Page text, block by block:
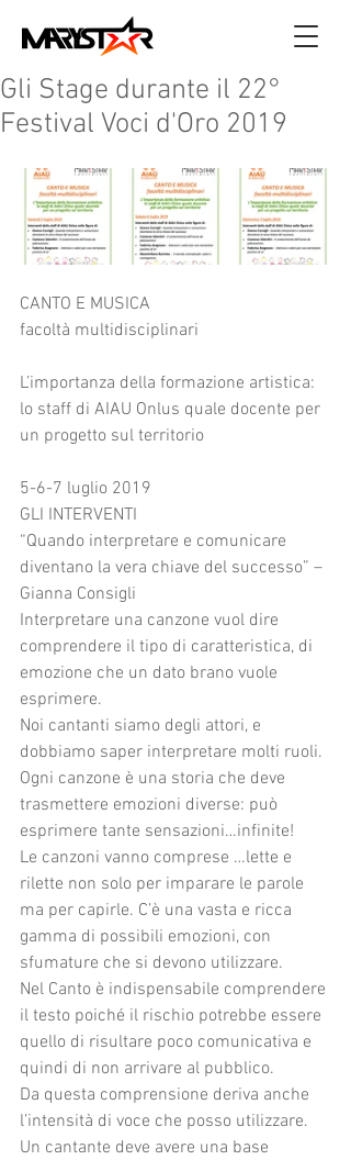
Gli Stage durante il 22°
Festival Voci d'Oro 2019
CANTO E MUSICA
facoltà multidisciplinari
L’importanza della formazione artistica:
lo staff di AIAU Onlus quale docente per
un progetto sul territorio
5-6-7 luglio 2019
GLI INTERVENTI
“Quando interpretare e comunicare
diventano la vera chiave del successo” –
Gianna Consigli
Interpretare una canzone vuol dire
comprendere il tipo di caratteristica, di
emozione che un dato brano vuole
esprimere.
Noi cantanti siamo degli attori, e
dobbiamo saper interpretare molti ruoli.
Ogni canzone è una storia che deve
trasmettere emozioni diverse: può
esprimere tante sensazioni…infinite!
Le canzoni vanno comprese …lette e
rilette non solo per imparare le parole
ma per capirle. C’è una vasta e ricca
gamma di possibili emozioni, con
sfumature che si devono utilizzare.
Nel Canto è indispensabile comprendere
il testo poiché il rischio potrebbe essere
quello di risultare poco comunicativa e
quindi di non arrivare al pubblico.
Da questa comprensione deriva anche
l’intensità di voce che posso utilizzare.
Un cantante deve avere una base